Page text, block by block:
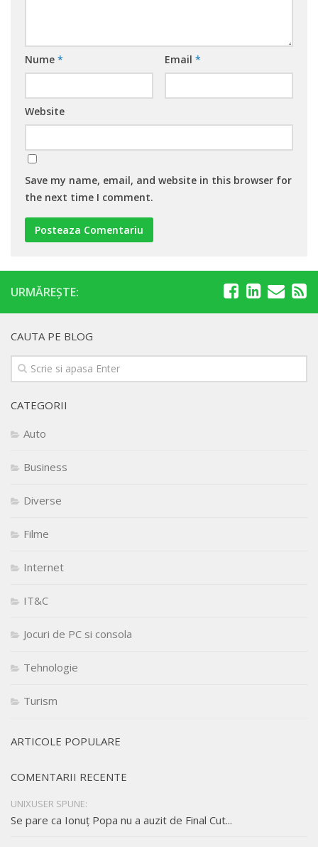
Nume * Email *
Website
Save my name, email, and website in this browser for
the next time I comment.
URMĂREȘTE:
CAUTA PE BLOG
CATEGORII
Auto
Business
Diverse
Filme
Internet
IT&C
Jocuri de PC si consola
Tehnologie
Turism
ARTICOLE POPULARE
COMENTARII RECENTE
UNIXUSER SPUNE:
Se pare ca Ionuț Popa nu a auzit de Final Cut...